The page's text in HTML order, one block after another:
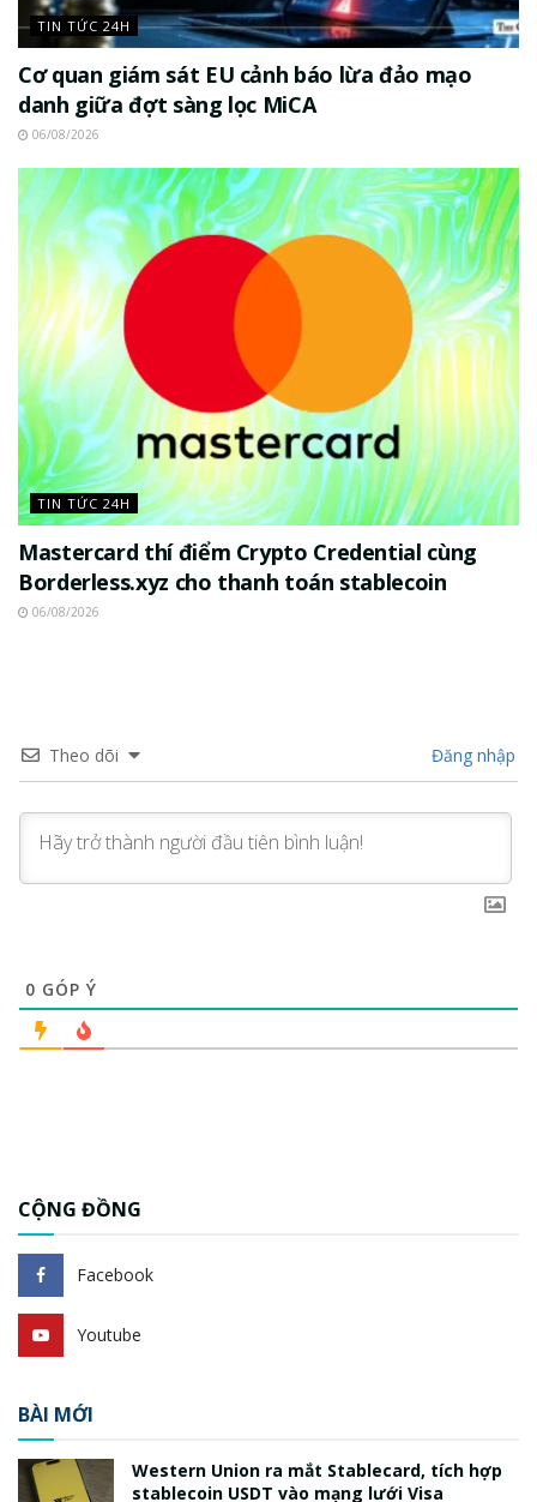
TIN TỨC 24H
Cơ quan giám sát EU cảnh báo lừa đảo mạo
danh giữa đợt sàng lọc MiCA
06/08/2026
TIN TỨC 24H
Mastercard thí điểm Crypto Credential cùng
Borderless.xyz cho thanh toán stablecoin
06/08/2026
Theo dõi Đăng nhập
0 GÓP Ý
CỘNG ĐỒNG
Facebook
Youtube
BÀI MỚI
Western Union ra mắt Stablecard, tích hợp
stablecoin USDT vào mạng lưới Visa